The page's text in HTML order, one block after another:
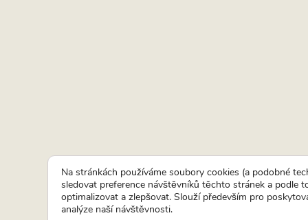
Na stránkách používáme soubory cookies (a podobné
sledovat preference návštěvníků těchto stránek a podle
optimalizovat a zlepšovat. Slouží především pro
analýze naší návštěvnosti.